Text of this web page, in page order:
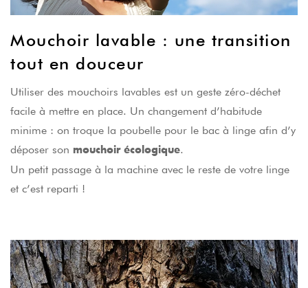
Mouchoir lavable : une transition
tout en douceur
Utiliser des mouchoirs lavables est un geste zéro-déchet
facile à mettre en place. Un changement d’habitude
minime : on troque la poubelle pour le bac à linge afin d’y
déposer son mouchoir écologique.
Un petit passage à la machine avec le reste de votre linge
et c’est reparti !